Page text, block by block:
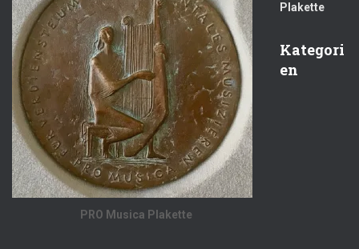
PRO Musica Plakette
Plakette
Kategori
en